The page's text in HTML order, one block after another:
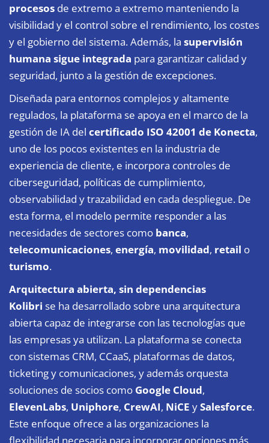
procesos de extremo a extremo manteniendo la
visibilidad y el control sobre el rendimiento, los costes
y el gobierno del sistema. Además, la supervisión
humana sigue integrada para garantizar calidad y
seguridad, junto a la gestión de excepciones.
Diseñada para entornos complejos y altamente
regulados, la plataforma se apoya en el marco de la
gestión de IA del certificado ISO 42001 de Konecta,
uno de los pocos existentes en la industria de
experiencia de cliente, e incorpora controles de
ciberseguridad, políticas de cumplimiento,
observabilidad y trazabilidad en cada despliegue. De
esta forma, el modelo permite responder a las
necesidades de sectores como banca,
telecomunicaciones, energía, movilidad, retail o
turismo.
Arquitectura abierta, sin dependencias
Kolibri se ha desarrollado sobre una arquitectura
abierta capaz de integrarse con las tecnologías que
las empresas ya utilizan. La plataforma se conecta
con sistemas CRM, CCaaS, plataformas de datos,
ticketing y comunicaciones, y además orquesta
soluciones de socios como Google Cloud,
ElevenLabs, Uniphore, CrewAI, NiCE ySalesforce.
Este enfoque ofrece a las organizaciones la